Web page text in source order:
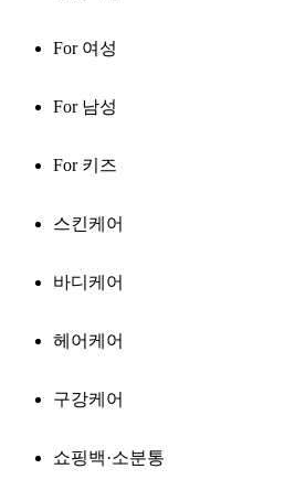
For 여성
For 남성
For 키즈
스킨케어
바디케어
헤어케어
구강케어
쇼핑백·소분통